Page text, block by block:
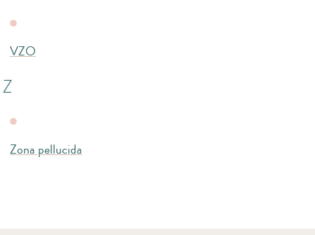
VZO
Z
Zona pellucida